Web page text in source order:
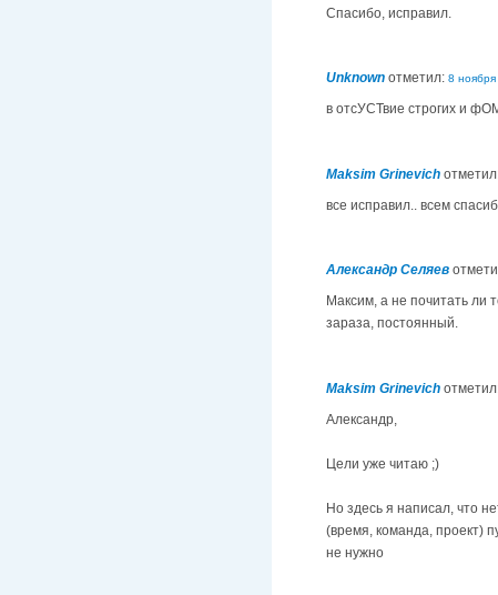
Спасибо, исправил.
Unknown отметил: 8 ноября
в отсУСТвие строгих и
Maksim Grinevich
все исправил.. всем
Александр Селяев
Максим, а не почитать ли
зараза, постоянный.
Maksim Grinevich
Александр,
Цели уже читаю ;)
Но здесь я написал, что
(время, команда, проект)
не нужно